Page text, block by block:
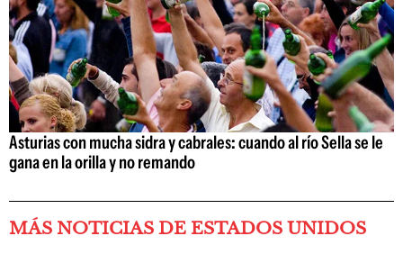
Asturias con mucha sidra y cabrales: cuando al río Sella se le
gana en la orilla y no remando
MÁS NOTICIAS DE ESTADOS UNIDOS